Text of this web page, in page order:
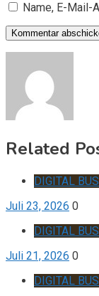
Name, E-
Related
DIGITAL
Juli 23, 2026 0
DIGITAL
Juli 21, 2026 0
DIGITAL